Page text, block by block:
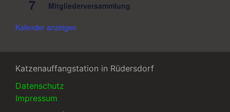
7 Mitgliederversammlung
Kalender anzeigen
Katzenauffangstation in Rüdersdorf
Datenschutz
Impressum